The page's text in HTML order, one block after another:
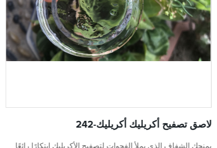
لاصق تصفيح أكريليك أكريليك-242
يمنحك الشفاف الذي يملأ الفجوات لتصفيح الأكريليك ابتكارًا رائعًا